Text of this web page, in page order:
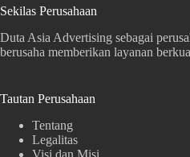
Sekilas Perusahaan
Duta Asia Advertising sebagai
berusaha memberikan layanan
Tautan Perusahaan
Tentang
Legalitas
Visi dan Misi